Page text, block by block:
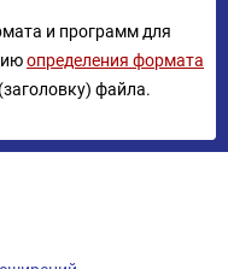
и программ для
определения формата
файла.